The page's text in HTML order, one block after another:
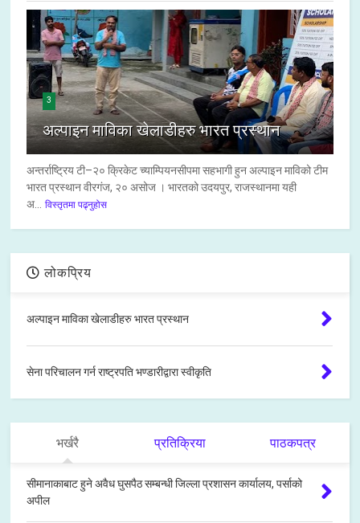
3
अल्पाइन माविका खेलाडीहरु भारत प्रस्थान
अन्तर्राष्ट्रिय टी–२० क्रिकेट च्याम्पियनसीपमा सहभागी हुन अल्पाइन माविको टीम
भारत प्रस्थान वीरगंज, २० असोज । भारतको उदयपुर, राजस्थानमा यही
अ...
विस्तृतमा पढ्नुहोस
लोकप्रिय
अल्पाइन माविका खेलाडीहरु भारत प्रस्थान
सेना परिचालन गर्न राष्ट्रपति भण्डारीद्वारा स्वीकृति
भर्खरै प्रतिक्रिया पाठकपत्र
सीमानाकाबाट हुने अवैध घुसपैठ सम्बन्धी जिल्ला प्रशासन कार्यालय, पर्साको
अपील